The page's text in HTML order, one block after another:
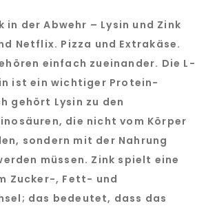
in der Abwehr – Lysin und Zink
Netflix. Pizza und Extrakäse.
einfach zueinander. Die L-
ist ein wichtiger Protein-
gehört Lysin zu den
die nicht vom Körper
sondern mit der Nahrung
müssen. Zink spielt eine
Zucker-, Fett- und
das bedeutet, dass das